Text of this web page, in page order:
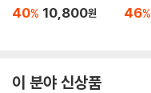
40% 10,800원 46%
이 분야 신상품